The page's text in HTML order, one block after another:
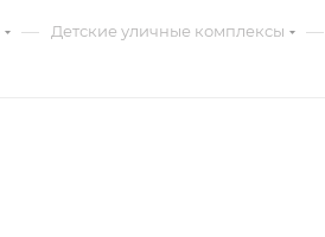
— Детские уличные комплексы —